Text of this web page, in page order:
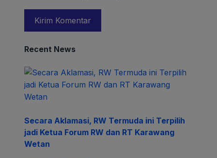
Recent News
Secara Aklamasi, RW Termuda ini Terpilih
jadi Ketua Forum RW dan RT Karawang
Wetan